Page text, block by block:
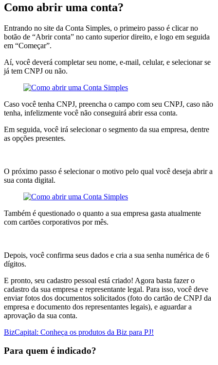
Como abrir uma conta?
Entrando no site da Conta Simples, o primeiro passo é clicar no
botão de “Abrir conta” no canto superior direito, e logo em seguida
em “Começar”.
Aí, você deverá completarseu nome, e-mail, celular, e selecionar se
já tem CNPJ ou não.
Caso você tenha CNPJ, preencha o campo com seu CNPJ, caso não
tenha, infelizmente você não conseguirá abrir essa conta.
Em seguida, você irá selecionar o segmento da sua empresa, dentre
as opções presentes.
O próximo passo é selecionar o motivo pelo qual você deseja abrir a
sua conta digital.
Também é questionado o quanto a sua empresa gasta atualmente
com cartões corporativos por mês.
Depois, você confirma seus dados e cria a sua senha numérica de 6
dígitos.
E pronto, seu cadastro pessoal está criado! Agora basta fazero
cadastro da sua empresa e representante legal. Para isso, você deve
enviarfotos dos documentos solicitados (foto do cartão de CNPJ da
empresa e documento dos representantes legais), e aguardar a
aprovação da sua conta.
BizCapital: Conheça os produtos da Biz para PJ!
Para quem é indicado?